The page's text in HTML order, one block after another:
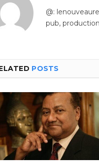
@:
pub,
POSTS